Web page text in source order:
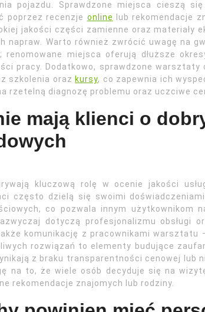
pojazdu. Sprawdzone miejsca cieszą
poprzez recenzje online
lub rekomendacje
jakości części zamienne oraz materiały
napraw. Warto również zwrócić uwagę na
renomowane miejsca oferują dłuższe
pracy. Dodatkowo, sprawdzone
szkolenia oraz kursy, co zapewnia ich
rzetelną diagnozę problemu oraz uczciwe
mają klienci o
kluczową rolę w ocenie jakości
często dzielą się swoimi
co pozwala innym użytkownikom
dotyczą profesjonalizmu obsługi
komunikację z pracownikami warsztatu
rozwiązań to elementy budujące
z braku transparentności cenowej lub
na to, że wiele osób decyduje się na
rekomendacje znajomych lub rodziny.